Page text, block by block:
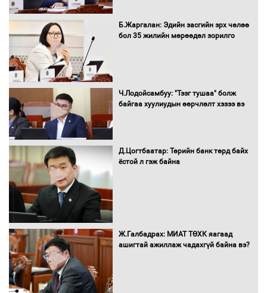
шилжиж, найр наадам, зөвлөгөөн,
гадаад томилолтыг хориглолоо
Сайд нар төсвөө хэрхэн зарцуулах вэ?
Засгийн газрын ээлжит хуралдаан
Автомашинд улсын дугаарын тэгш,
сондгойгоор шатахуун олгоно
Б.Жаргалан: Эдийн засгийн эрх чөлөө
бол 35 жилийн мөрөөдөл зорилго
Ч.Лодойсамбуу: "Тээг тушаа" болж
байгаа хуулиудын өөрчлөлт хэзээ вэ
Д.Цогтбаатар: Төрийн банк төрд байх
ёстой л гэж байна
Ж.Галбадрах: МИАТ ТӨХК яагаад
ашигтай ажиллаж чадахгүй байна вэ?